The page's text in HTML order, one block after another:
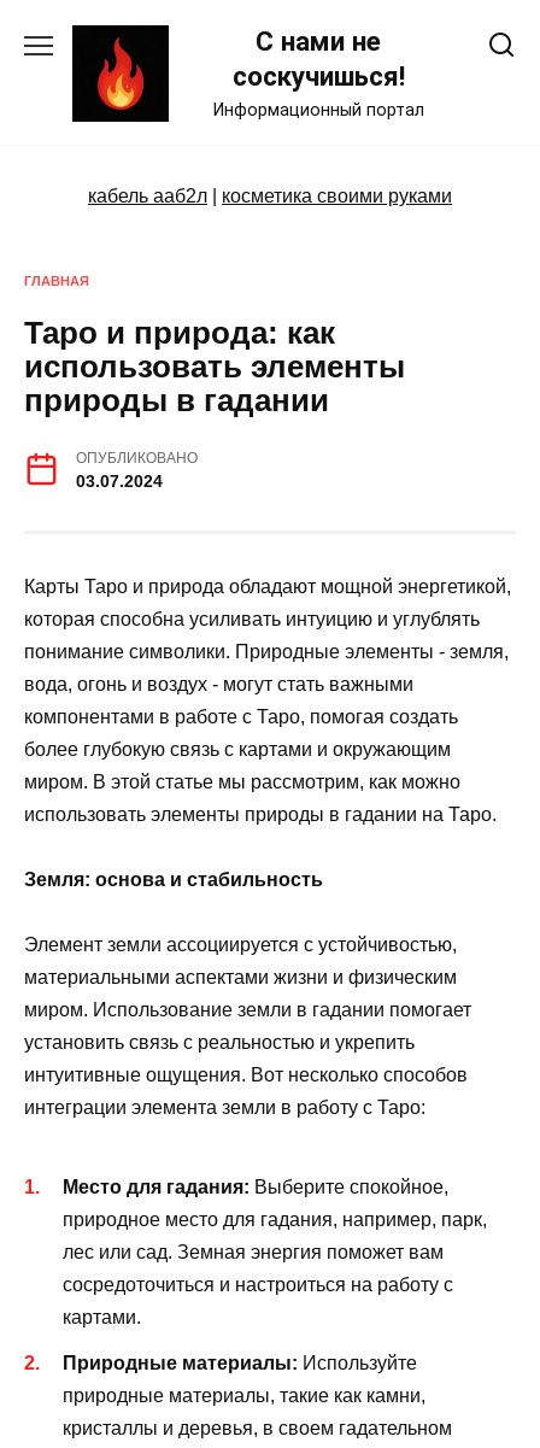
С нами не
соскучишься!
Информационный портал
кабель ааб2л косметика своими руками
ГЛАВНАЯ
Таро и природа: как
использовать элементы
природы в гадании
ОПУБЛИКОВАНО
03.07.2024
Карты Таро и природа обладают мощной энергетикой,
которая способна усиливать интуицию и углублять
понимание символики. Природные элементы - земля,
вода, огонь и воздух - могут стать важными
компонентами в работе с Таро, помогая создать
более глубокую связь с картами и окружающим
миром. В этой статье мы рассмотрим, как можно
использовать элементы природы в гадании на Таро.
Земля: основа и стабильность
Элемент земли ассоциируется с устойчивостью,
материальными аспектами жизни и физическим
миром. Использование земли в гадании помогает
установить связь с реальностью и укрепить
интуитивные ощущения. Вот несколько способов
интеграции элемента земли в работу с Таро:
Место для гадания: Выберите спокойное,
природное место для гадания, например, парк,
лес или сад. Земная энергия поможет вам
сосредоточиться и настроиться на работу с
картами.
Природные материалы: Используйте
природные материалы, такие как камни,
кристаллы и деревья, в своем гадательном